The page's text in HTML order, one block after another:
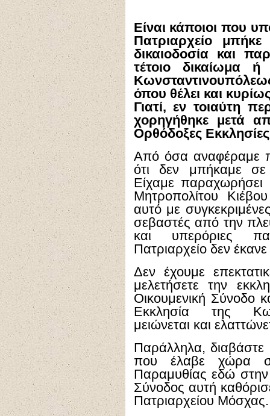
Είναι κάποιοι που
Πατριαρχείο
δικαιοδοσία και
τέτοιο δικαίωμα
όπου θέλει και
Γιατί, εν τοιαύτη
χορηγήθηκε μετά
Ορθόδοξες
Από όσα αναφέραμε
ότι δεν μπήκαμε σε
Είχαμε παραχωρήσει
Μητροπολίτου
αυτό με
σεβαστές από την
και υπερόριες
Πατριαρχείο δεν
Δεν έχουμε
μελετήσετε την
Οικουμενική Σύνοδο
Εκκλησία της
μειώνεται και
Παράλληλα, διαβάστε
που έλαβε χώρα
Παραμυθίας εδώ
Σύνοδος αυτή
Πατριαρχείου Μόσχας.